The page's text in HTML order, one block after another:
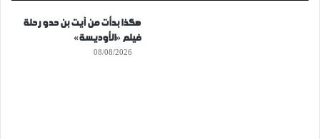
هكذا بدأت من آيت بن حدو رحلة
فيلم «الأوديسة»
08/08/2026